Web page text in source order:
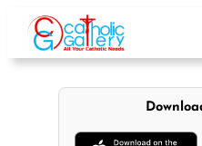
content